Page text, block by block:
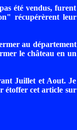
été vendus, furent
récupérèrent leur
au département
le château en un
Juillet et Aout. Je
étoffer cet article sur